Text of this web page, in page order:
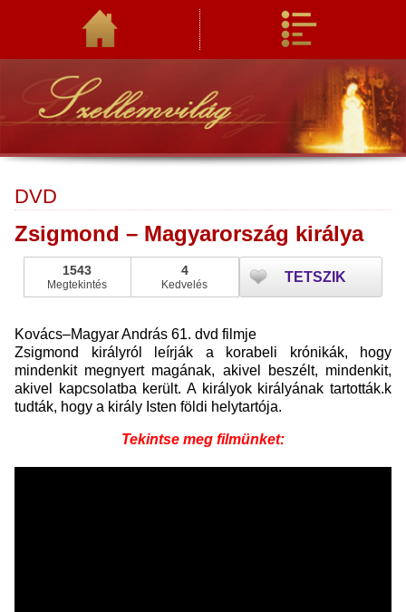
DVD
Zsigmond – Magyarország királya
1543
Megtekintés
4
Kedvelés TETSZIK
Kovács–Magyar András 61. dvd filmje
Zsigmond királyról leírják a korabeli krónikák, hogy
mindenkit megnyert magának, akivel beszélt, mindenkit,
akivel kapcsolatba került. A királyok királyának tartották.k
tudták, hogy a király Isten földi helytartója.
Tekintse meg filmünket: